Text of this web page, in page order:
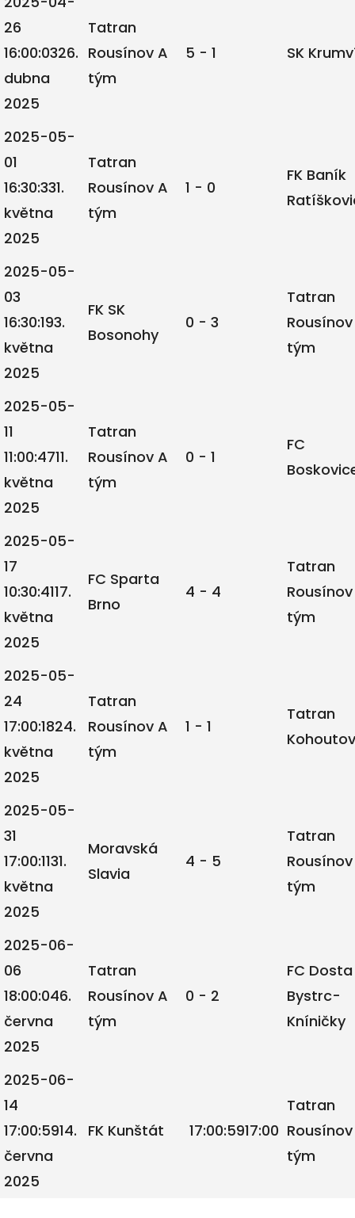
26
16:00:0326.
dubna
2025
Tatran
Rousínov A
tým
5 - 1 SK
2025-05-
01
16:30:331.
května
2025
Tatran
Rousínov A
tým
1 - 0
FK Baník
2025-05-
03
16:30:193.
května
2025
FK SK
Bosonohy
0 - 3
Tatran
tým
2025-05-
11
11:00:4711.
května
2025
Tatran
Rousínov A
tým
0 - 1
FC
2025-05-
17
10:30:4117.
května
2025
FC Sparta
Brno
4 - 4
Tatran
tým
2025-05-
24
17:00:1824.
května
2025
Tatran
Rousínov A
tým
1 - 1
Tatran
2025-05-
31
17:00:1131.
května
2025
Moravská
Slavia
4 - 5
Tatran
tým
2025-06-
06
18:00:046.
června
2025
Tatran
Rousínov A
tým
0 - 2
FC Dosta
Bystrc-
Kníničky
2025-06-
14
17:00:5914.
června
2025
FK Kunštát 17:00:5917:00
Tatran
tým